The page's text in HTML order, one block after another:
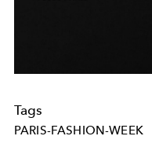
Tags
PARIS-FASHION-WEEK